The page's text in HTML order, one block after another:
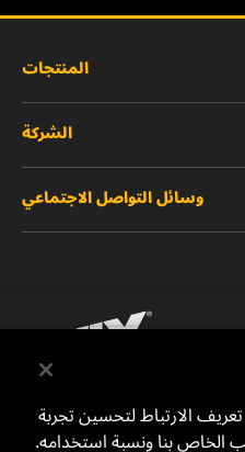
المنتجات
المنتجات الجديدة
المنتجات المتوقفة/المستبدلة
الشركة
الوظائف
إشعار قانوني
الطباعة
للتواصل معنا
وسائل التواصل الاجتماعي
يوتيوب
الارتباط لتحسين تجربة
الخاص بنا ونسبة استخدامه.